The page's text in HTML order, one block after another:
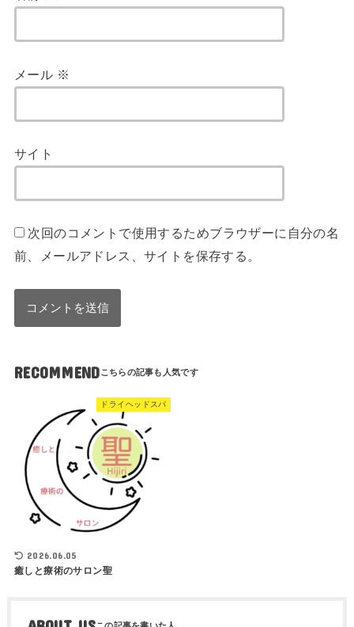
メール ※
サイト
次回のコメントで使用するためブラウザーに自分の名
前、メールアドレス、サイトを保存する。
RECOMMEND
ドライヘッドスパ
2026.06.05
癒しと療術のサロン聖